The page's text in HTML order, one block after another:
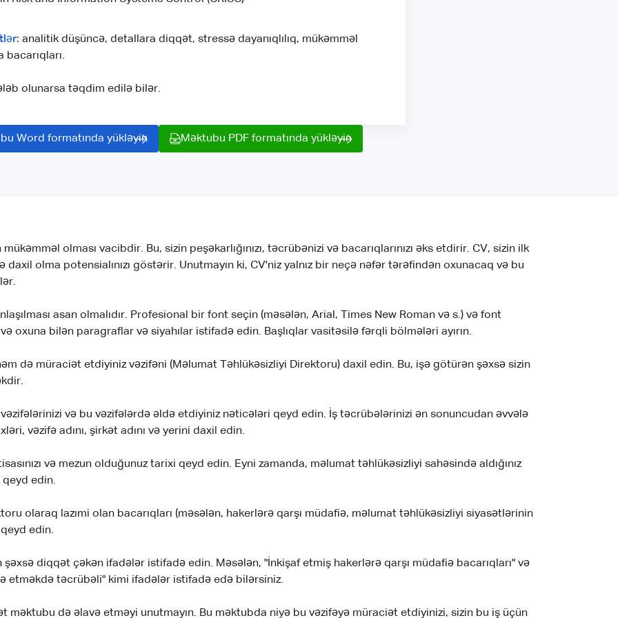
analitik düşüncə, detallara diqqət, stressə dayanıqlılıq, mükəmməl
bacarıqları.
olunarsa təqdim edilə bilər.
Word formatında yükləyin Məktubu PDF formatında yükləyin
olması vacibdir. Bu, sizin peşəkarlığınızı, təcrübənizi və bacarıqlarınızı əks etdirir. CV, sizin ilk
olma potensialınızı göstərir. Unutmayın ki, CV'niz yalnız bir neçə nəfər tərəfindən oxunacaq və bu
asan olmalıdır. Profesional bir font seçin (məsələn, Arial, Times New Roman və s.) və font
və oxuna bilən paragraflar və siyahılar istifadə edin. Başlıqlar vasitəsilə fərqli bölmələri ayırın.
həm də müraciət etdiyiniz vəzifəni (Məlumat Təhlükəsizliyi Direktoru) daxil edin. Bu, işə götürən şəxsə sizin
və bu vəzifələrdə əldə etdiyiniz nəticələri qeyd edin. İş təcrübələrinizi ən sonuncudan əvvələ
vəzifə adını, şirkət adını və yerini daxil edin.
və mezun olduğunuz tarixi qeyd edin. Eyni zamanda, məlumat təhlükəsizliyi sahəsində aldığınız
qeyd edin.
olaraq lazımi olan bacarıqları (məsələn, hakerlərə qarşı müdafiə, məlumat təhlükəsizliyi siyasətlərinin
edin.
diqqət çəkən ifadələr istifadə edin. Məsələn, "İnkişaf etmiş hakerlərə qarşı müdafiə bacarıqları" və
etməkdə təcrübəli" kimi ifadələr istifadə edə bilərsiniz.
məktubu də əlavə etməyi unutmayın. Bu məktubda niyə bu vəzifəyə müraciət etdiyinizi, sizin bu iş üçün